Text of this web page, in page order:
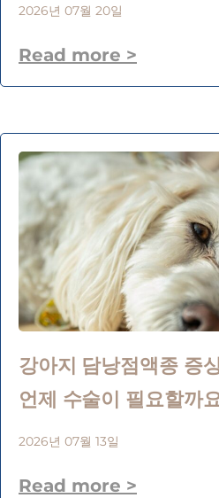
2026년 07월 20일
Read more >
강아지 담낭점액종 증
언제 수술이 필요할까
2026년 07월 13일
Read more >